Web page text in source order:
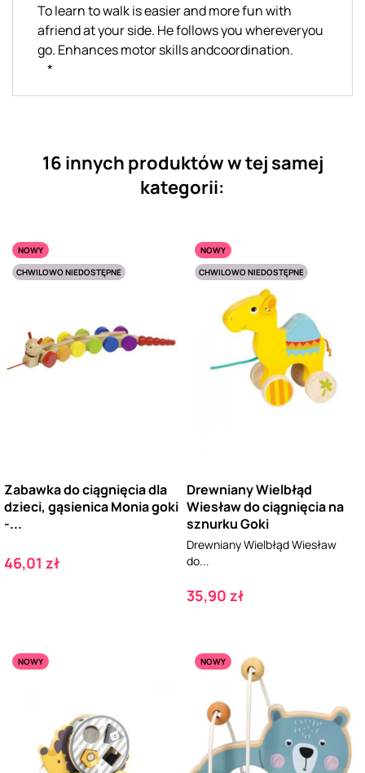
To learn to walk is easier and more fun with
afriend at your side. He follows you whereveryou
go. Enhances motor skills andcoordination.
*
16 innych produktów w tej samej
kategorii:
NOWY
CHWILOWO NIEDOSTĘPNE
Zabawka do ciągnięcia dla
dzieci, gąsienica Monia goki
-...
Cena
46,01 zł
NOWY
CHWILOWO NIEDOSTĘPNE
Drewniany Wielbłąd
Wiesław do ciągnięcia na
sznurku Goki
Drewniany Wielbłąd Wiesław
do...
Cena
35,90 zł
NOWY NOWY